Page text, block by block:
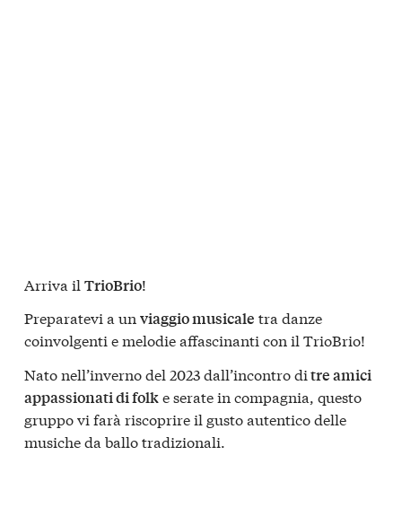
Arriva il TrioBrio!
Preparatevi a un viaggio musicale tra danze
coinvolgenti e melodie affascinanti con il TrioBrio!
Nato nell’inverno del 2023 dall’incontro ditre amici
appassionati di folke serate in compagnia, questo
gruppo vi farà riscoprire il gusto autentico delle
musiche da ballo tradizionali.